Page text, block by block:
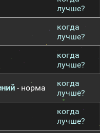
лучше?
когда
лучше?
когда
лучше?
- норма
когда
лучше?
когда
лучше?